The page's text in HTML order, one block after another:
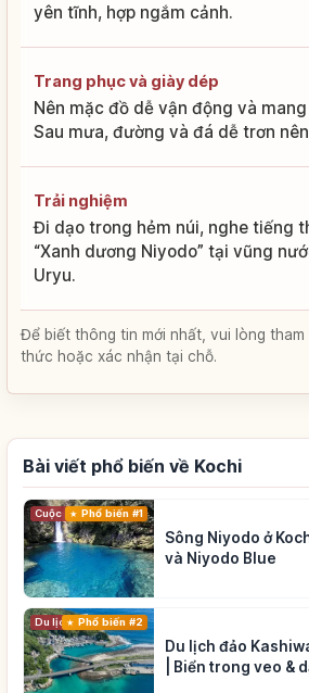
yên tĩnh, hợp ngắm cảnh.
Trang phục và giày dép
Nên mặc đồ dễ vận động và
Sau mưa, đường và đá dễ trơn
Trải nghiệm
Đi dạo trong hẻm núi, nghe tiếng
“Xanh dương Niyodo” tại vũng
Uryu.
Để biết thông tin mới nhất, vui lòng
thức hoặc xác nhận tại chỗ.
Bài viết phổ biến về Kochi
Cuộc sốngPhổ biến #1
Sông Niyodo ở
và Niyodo Blue
Du lịch Phổ biến #2
Du lịch đảo
| Biển trong veo &